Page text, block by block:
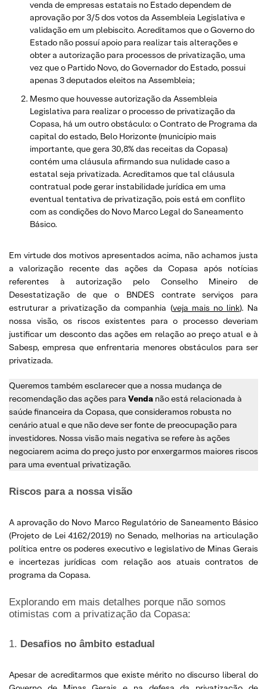
venda de empresas estatais no Estado dependem de
aprovação por 3/5 dos votos da Assembleia Legislativa e
validação em um plebiscito. Acreditamos que o Governo do
Estado não possuí apoio para realizar tais alterações e
obter a autorização para processos de privatização, uma
vez que o Partido Novo, do Governador do Estado, possui
apenas 3 deputados eleitos na Assembleia;
Mesmo que houvesse autorização da Assembleia
Legislativa para realizar o processo de privatização da
Copasa, há um outro obstáculo: o Contrato de Programa da
capital do estado, Belo Horizonte (município mais
importante, que gera 30,8% das receitas da Copasa)
contém uma cláusula afirmando sua nulidade caso a
estatal seja privatizada. Acreditamos que tal cláusula
contratual pode gerar instabilidade jurídica em uma
eventual tentativa de privatização, pois está em conflito
com as condições do Novo Marco Legal do Saneamento
Básico.
Em virtude dos motivos apresentados acima, não achamos justa
a valorização recente das ações da Copasa após notícias
referentes à autorização pelo Conselho Mineiro de
Desestatização de que o BNDES contrate serviços para
estruturar a privatização da companhia (veja mais no link). Na
nossa visão, os riscos existentes para o processo deveriam
justificar um desconto das ações em relação ao preço atual e à
Sabesp, empresa que enfrentaria menores obstáculos para ser
privatizada.
Queremos também esclarecer que a nossa mudança de
recomendação das ações para Venda não está relacionada à
saúde financeira da Copasa, que consideramos robusta no
cenário atual e que não deve ser fonte de preocupação para
investidores. Nossa visão mais negativa se refere às ações
negociarem acima do preço justo por enxergarmos maiores riscos
para uma eventual privatização.
Riscos para a nossa visão
A aprovação do Novo Marco Regulatório de Saneamento Básico
(Projeto de Lei 4162/2019) no Senado, melhorias na articulação
política entre os poderes executivo e legislativo de Minas Gerais
e incertezas jurídicas com relação aos atuais contratos de
programa da Copasa.
Explorando em mais detalhes porque não somos
otimistas com a privatização da Copasa:
1. Desafios no âmbito estadual
Apesar de acreditarmos que existe mérito no discurso liberal do